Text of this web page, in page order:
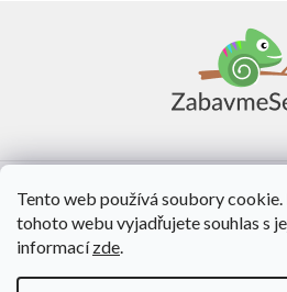
Tento web používá soubory
tohoto webu vyjadřujete souhlas s
informacízde.
O nás